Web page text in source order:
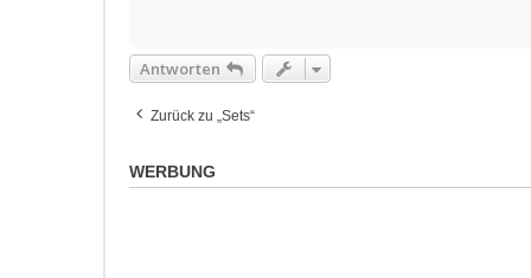
Antworten
Zurück zu „Sets“
WERBUNG